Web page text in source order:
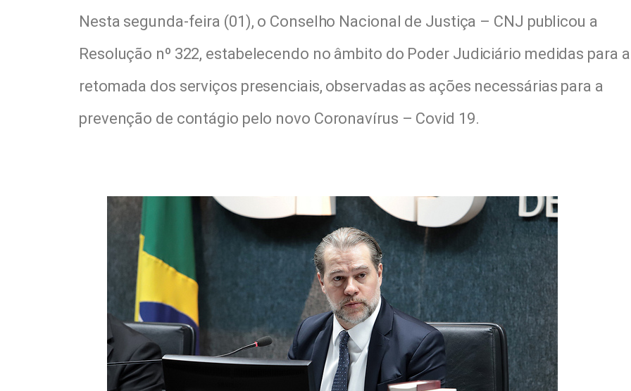
Nesta segunda-feira (01), o Conselho Nacional de Justiça – CNJ publicou a
Resolução nº 322, estabelecendo no âmbito do Poder Judiciário medidas para a
retomada dos serviços presenciais, observadas as ações necessárias para a
prevenção de contágio pelo novo Coronavírus – Covid 19.